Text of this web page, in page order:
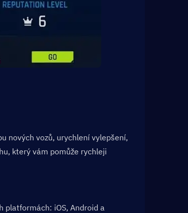
nových vozů, urychlení vylepšení,
který vám pomůže rychleji
platformách: iOS, Android a